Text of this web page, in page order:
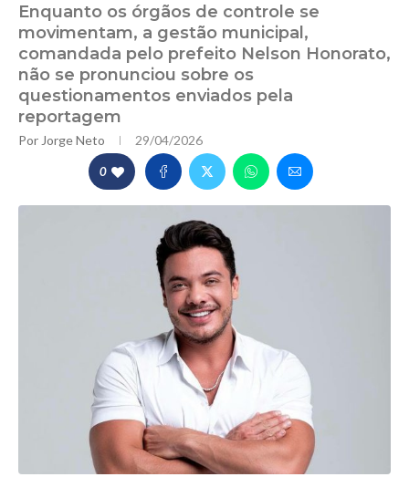
Enquanto os órgãos de controle se
movimentam, a gestão municipal,
comandada pelo prefeito Nelson Honorato,
não se pronunciou sobre os
questionamentos enviados pela
reportagem
Por Jorge Neto 29/04/2026
0